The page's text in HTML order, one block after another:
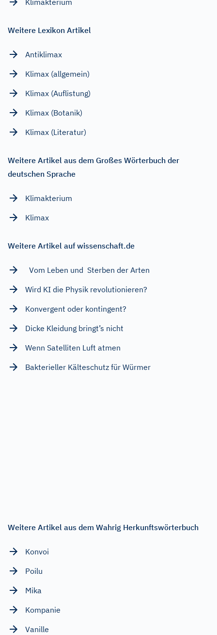
Weitere Lexikon Artikel
Antiklimax
Klimax (allgemein)
Klimax (Auflistung)
Klimax (Botanik)
Klimax (Literatur)
Weitere Artikel aus dem Großes Wörterbuch der
deutschen Sprache
Klimakterium
Klimax
Weitere Artikel auf wissenschaft.de
Vom Leben und Sterben der Arten
Wird KI die Physik revolutionieren?
Konvergent oder kontingent?
Dicke Kleidung bringt’s nicht
Wenn Satelliten Luft atmen
Bakterieller Kälteschutz für Würmer
Weitere Artikel aus dem Wahrig Herkunftswörterbuch
Konvoi
Poilu
Mika
Kompanie
Vanille